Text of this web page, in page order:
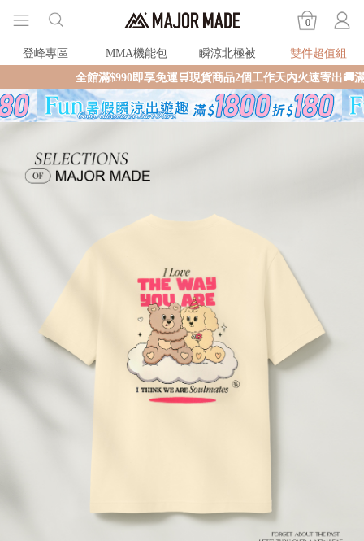
0
登峰專區 MMA機能包 瞬涼北極被
雙件超值組
全館滿$990即享免運🛒現貨商品2個工作天內火速寄出🚚滿額再送限量